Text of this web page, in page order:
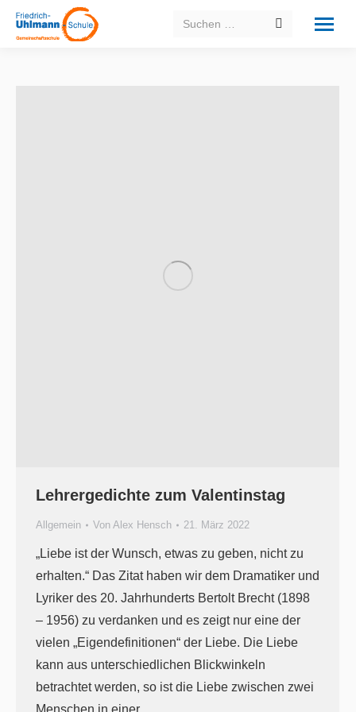
Search:
Lehrergedichte zum Valentinstag
Allgemein Von Alex Hensch 21. März 2022
„Liebe ist der Wunsch, etwas zu geben, nicht zu
erhalten.“ Das Zitat haben wir dem Dramatiker und
Lyriker des 20. Jahrhunderts Bertolt Brecht (1898
– 1956) zu verdanken und es zeigt nur eine der
vielen „Eigendefinitionen“ der Liebe. Die Liebe
kann aus unterschiedlichen Blickwinkeln
betrachtet werden, so ist die Liebe zwischen zwei